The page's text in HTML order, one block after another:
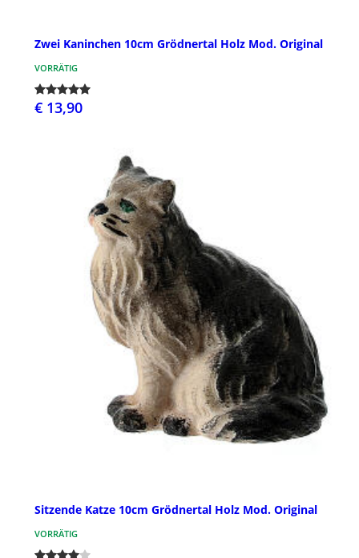
Zwei Kaninchen 10cm Grödnertal Holz Mod. Original
VORRÄTIG
€ 13,90
Sitzende Katze 10cm Grödnertal Holz Mod. Original
VORRÄTIG